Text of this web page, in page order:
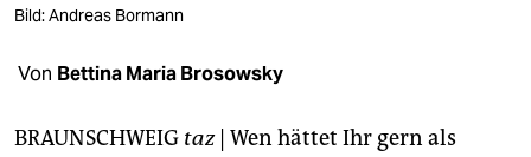
veranstaltungen
Bild: Andreas Bormann
Von Bettina Maria Brosowsky
BRAUNSCHWEIG taz| Wen hättet Ihr gern als